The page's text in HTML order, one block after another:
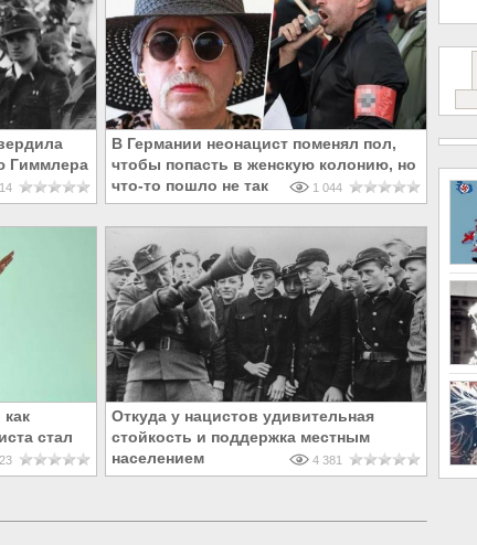
Гиммлера
14
В Германии неонацист поменял пол,
чтобы попасть в женскую колонию, но
что-то пошло не так
1 044
стал
Откуда у нацистов удивительная
стойкость и поддержка местным
населением
4 381